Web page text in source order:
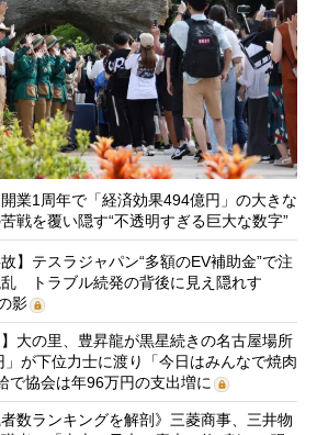
業1周年で「経済効果494億円」の大きな
戦を覆い隠す“不透明すぎる巨大な数字”
】テスラジャパン“多額のEV補助金”で注
トラブル続発の背後に見え隠れす
影
】大の里、豊昇龍が黒星続きの名古屋場所
が下位力士に渡り「今日はみんなで焼肉
協会は年96万円の支出増に
者数ランキングを解剖》三菱商事、三井物